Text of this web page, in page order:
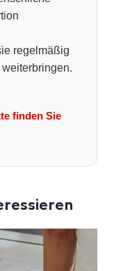
regelmäßig
finden Sie